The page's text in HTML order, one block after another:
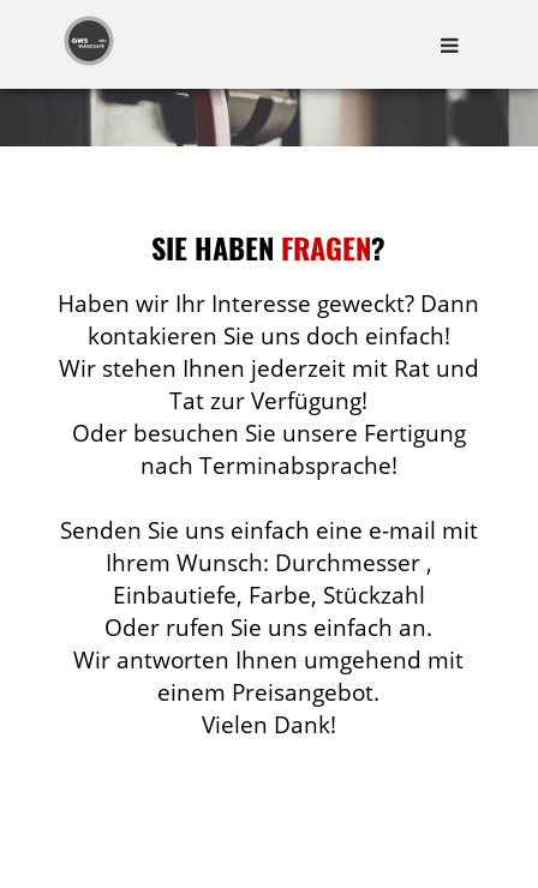
SIE HABEN FRAGEN?
Haben wir Ihr Interesse geweckt? Dann
kontakieren Sie uns doch einfach!
Wir stehen Ihnen jederzeit mit Rat und
Tat zur Verfügung!
Oder besuchen Sie unsere Fertigung
nach Terminabsprache!
Senden Sie uns einfach eine e-mail mit
Ihrem Wunsch: Durchmesser ,
Einbautiefe, Farbe, Stückzahl
Oder rufen Sie uns einfach an.
Wir antworten Ihnen umgehend mit
einem Preisangebot.
Vielen Dank!